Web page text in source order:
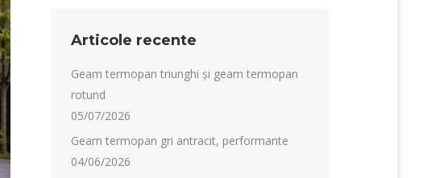
Articole recente
Geam termopan triunghi și geam termopan
rotund
05/07/2026
Geam termopan gri antracit, performante
04/06/2026